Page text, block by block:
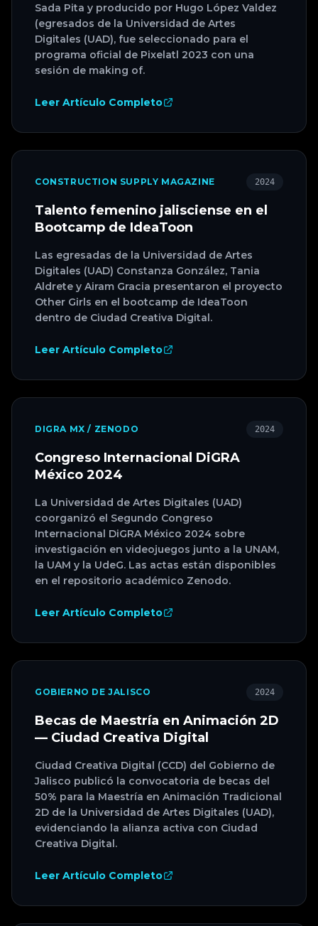
Sada Pita y producido por Hugo López Valdez
(egresados de la Universidad de Artes
Digitales (UAD), fue seleccionado para el
programa oficial de Pixelatl 2023 con una
sesión de making of.
Leer Artículo Completo
CONSTRUCTION SUPPLY MAGAZINE 2024
Talento femenino jalisciense en el
Bootcamp de IdeaToon
Las egresadas de la Universidad de Artes
Digitales (UAD) Constanza González, Tania
Aldrete y Airam Gracia presentaron el proyecto
Other Girls en el bootcamp de IdeaToon
dentro de Ciudad Creativa Digital.
Leer Artículo Completo
DIGRA MX / ZENODO 2024
Congreso Internacional DiGRA
México 2024
La Universidad de Artes Digitales (UAD)
coorganizó el Segundo Congreso
Internacional DiGRA México 2024 sobre
investigación en videojuegos junto a la UNAM,
la UAM y la UdeG. Las actas están disponibles
en el repositorio académico Zenodo.
Leer Artículo Completo
GOBIERNO DE JALISCO 2024
Becas de Maestría en Animación 2D
— Ciudad Creativa Digital
Ciudad Creativa Digital (CCD) del Gobierno de
Jalisco publicó la convocatoria de becas del
50% para la Maestría en Animación Tradicional
2D de la Universidad de Artes Digitales (UAD),
evidenciando la alianza activa con Ciudad
Creativa Digital.
Leer Artículo Completo